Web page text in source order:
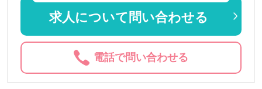
求人について問い合わせる
電話で問い合わせる